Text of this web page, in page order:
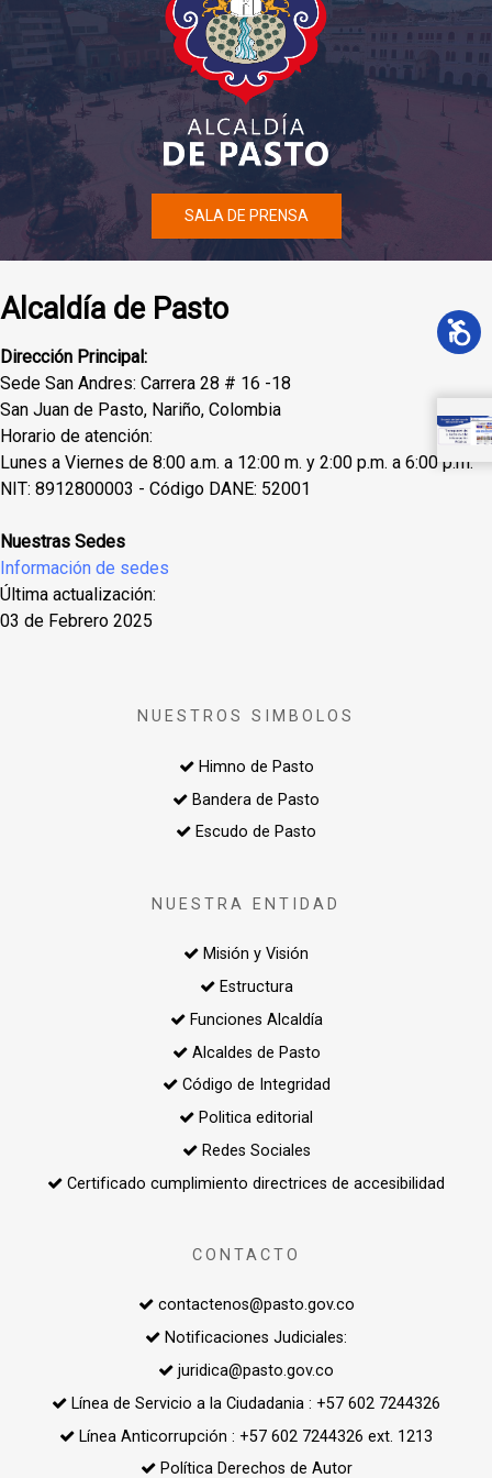
SALA DE PRENSA
Alcaldía de Pasto
Dirección Principal:
Sede San Andres: Carrera 28 # 16 -18
San Juan de Pasto, Nariño, Colombia
Horario de atención:
Lunes a Viernes de 8:00 a.m. a 12:00 m. y 2:00 p.m. a 6:00 p.m.
NIT: 8912800003 - Código DANE: 52001
Nuestras Sedes
Información de sedes
Última actualización:
03 de Febrero 2025
NUESTROS SIMBOLOS
Himno de Pasto
Bandera de Pasto
Escudo de Pasto
NUESTRA ENTIDAD
Misión y Visión
Estructura
Funciones Alcaldía
Alcaldes de Pasto
Código de Integridad
Politica editorial
Redes Sociales
Certificado cumplimiento directrices de accesibilidad
CONTACTO
contactenos@pasto.gov.co
Notificaciones Judiciales:
juridica@pasto.gov.co
Línea de Servicio a la Ciudadania : +57 602 7244326
Línea Anticorrupción : +57 602 7244326 ext. 1213
Política Derechos de Autor